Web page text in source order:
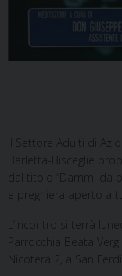
Il Settore Adulti di
Barletta-Bisceglie
dal titolo “Dammi da
e preghiera aperto a
L’incontro si terrà
Parrocchia Beata
Nicotera 2, a San